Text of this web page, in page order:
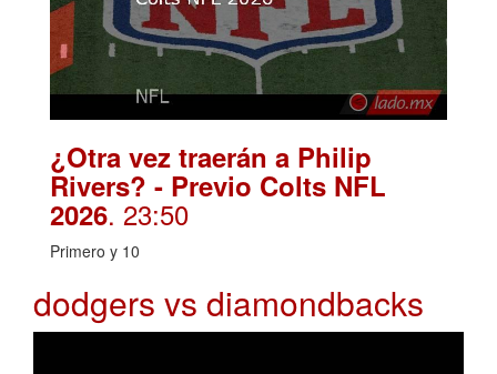
¿Otra vez traerán a Philip
Rivers? - Previo Colts NFL
2026. 23:50
Primero y 10
dodgers vs diamondbacks